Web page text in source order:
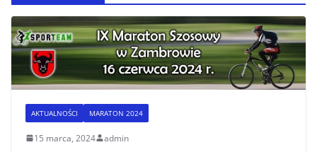
AKTUALNOŚCI MARATON 2024
15 marca, 2024 admin